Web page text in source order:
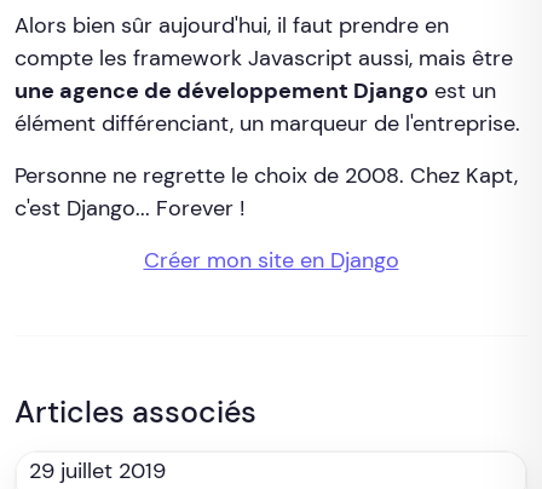
Alors bien sûr aujourd'hui, il faut prendre en
compte les framework Javascript aussi, mais être
une agence de développement Django est un
élément différenciant, un marqueur de l'entreprise.
Personne ne regrette le choix de 2008. Chez Kapt,
c'est Django... Forever !
Créer mon site en Django
Articles associés
29 juillet 2019